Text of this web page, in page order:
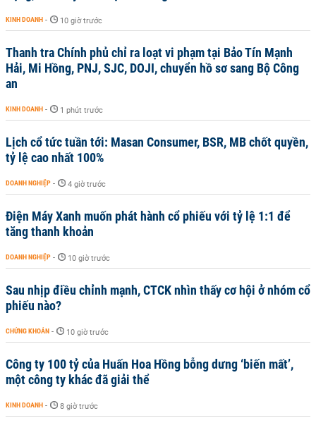
KINH DOANH - 10 giờ trước
Thanh tra Chính phủ chỉ ra loạt vi phạm tại Bảo Tín Mạnh
Hải, Mi Hồng, PNJ, SJC, DOJI, chuyển hồ sơ sang Bộ Công
an
KINH DOANH - 1 phút trước
Lịch cổ tức tuần tới: Masan Consumer, BSR, MB chốt quyền,
tỷ lệ cao nhất 100%
DOANH NGHIỆP - 4 giờ trước
Điện Máy Xanh muốn phát hành cổ phiếu với tỷ lệ 1:1 để
tăng thanh khoản
DOANH NGHIỆP - 10 giờ trước
Sau nhịp điều chỉnh mạnh, CTCK nhìn thấy cơ hội ở nhóm cổ
phiếu nào?
CHỨNG KHOÁN - 10 giờ trước
Công ty 100 tỷ của Huấn Hoa Hồng bỗng dưng ‘biến mất’,
một công ty khác đã giải thể
KINH DOANH - 8 giờ trước